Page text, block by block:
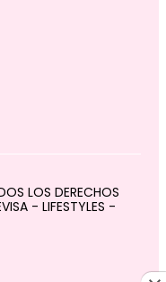
LOS DERECHOS
- LIFESTYLES -